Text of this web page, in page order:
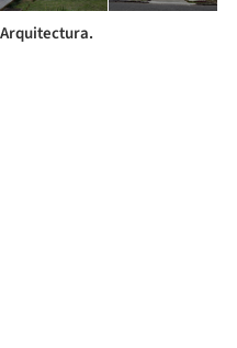
Arquitectura.